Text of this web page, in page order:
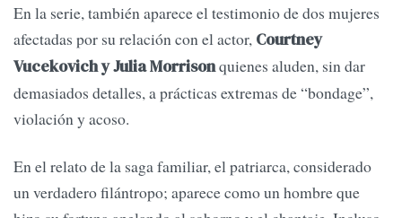
En la serie, también aparece el testimonio de dos mujeres
afectadas por su relación con el actor, Courtney
Vucekovich y Julia Morrisonquienes aluden, sin dar
demasiados detalles, a prácticas extremas de “bondage”,
violación y acoso.
En el relato de la saga familiar, el patriarca, considerado
un verdadero filántropo; aparece como un hombre que